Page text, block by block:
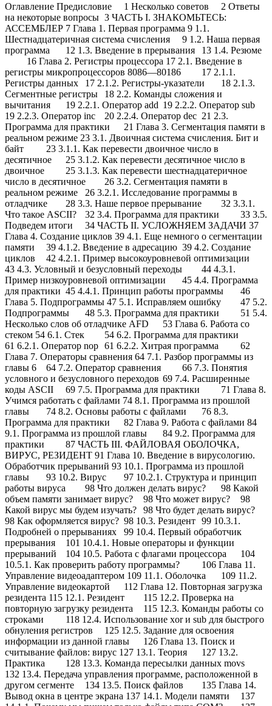
Оглавление Предисловие 1 Несколько советов
2 Ответы
на некоторые вопросы 3 ЧАСТЬ I. ЗНАКОМЬТЕСЬ:
АССЕМБЛЕР 7 Глава 1. Первая программа 9 1.1.
Шестнадцатеричная система счисления
9 1.2. Наша первая
программа
12 1.3. Введение в прерывания
13 1.4. Резюме
16 Глава 2. Регистры процессора 17 2.1. Введение в
регистры микропроцессоров 8086—80186
17 2.1.1.
Регистры данных
17 2.1.2. Регистры-указатели
18 2.1.3.
Сегментные регистры
18 2.2. Команды сложения и
вычитания
19 2.2.1. Оператор add 19 2.2.2. Оператор sub
19 2.2.3. Оператор inc
20 2.2.4. Оператор dec 21 2.3.
Программа для практики
21 Глава 3. Сегментация памяти в
реальном режиме 23 3.1. Двоичная система счисления. Бит и
байт
23 3.1.1. Как перевести двоичное число в
десятичное
25 3.1.2. Как перевести десятичное число в
двоичное
25 3.1.3. Как перевести шестнадцатеричное
число в десятичное
26 3.2. Сегментация памяти в
реальном режиме
26 3.2.1. Исследование программы в
отладчике
28 3.3. Наше первое прерывание
32 3.3.1.
Что такое ASCII?
32 3.4. Программа для практики
33 3.5.
Подведем итоги
34 ЧАСТЬ II. УСЛОЖНЯЕМ ЗАДАЧИ 37
Глава 4. Создание циклов 39 4.1. Еще немного о сегментации
памяти
39 4.1.2. Введение в адресацию 39 4.2. Создание
циклов
42 4.2.1. Пример высокоуровневой оптимизации
43 4.3. Условный и безусловный переходы
44 4.3.1.
Пример низкоуровневой оптимизации
45 4.4. Программа
для практики 45 4.4.1. Принцип работы программы
46
Глава 5. Подпрограммы 47 5.1. Исправляем ошибку
47 5.2.
Подпрограммы
48 5.3. Программа для практики
51 5.4.
Несколько слов об отладчике AFD
53 Глава 6. Работа со
стеком 54 6.1. Стек
54 6.2. Программа для практики
61 6.2.1. Оператор nop 61 6.2.2. Хитрая программа
62
Глава 7. Операторы сравнения 64 7.1. Разбор программы из
главы 6
64 7.2. Оператор сравнения
66 7.3. Понятия
условного и безусловного переходов 69 7.4. Расширенные
коды ASCII
69 7.5. Программа для практики
71 Глава 8.
Учимся работать с файлами 74 8.1. Программа из прошлой
главы
74 8.2. Основы работы с файлами
76 8.3.
Программа для практики
82 Глава 9. Работа с файлами 84
9.1. Программа из прошлой главы
84 9.2. Программа для
практики
87 ЧАСТЬ III. ФАЙЛОВАЯ ОБОЛОЧКА,
ВИРУС, РЕЗИДЕНТ 91 Глава 10. Введение в вирусологию.
Обработчик прерываний 93 10.1. Программа из прошлой
главы
93 10.2. Вирус
97 10.2.1. Структура и принцип
работы вируса
98 Что должен делать вирус?
98 Какой
объем памяти занимает вирус?
98 Что может вирус?
98
Какой вирус мы будем изучать?
98 Что будет делать вирус?
98 Как оформляется вирус? 98 10.3. Резидент 99 10.3.1.
Подробней о прерываниях
99 10.4. Первый обработчик
прерывания
101 10.4.1. Новые операторы и функции
прерываний
104 10.5. Работа с флагами процессора
104
10.5.1. Как проверить работу программы?
106 Глава 11.
Управление видеоадаптером 109 11.1. Оболочка
109 11.2.
Управление видеокартой
112 Глава 12. Повторная загрузка
резидента 115 12.1. Резидент
115 12.2. Проверка на
повторную загрузку резидента
115 12.3. Команды работы со
строками
118 12.4. Использование xor и sub для быстрого
обнуления регистров
125 12.5. Задание для освоения
информации из данной главы
126 Глава 13. Поиск и
считывание файлов: вирус 127 13.1. Теория
127 13.2.
Практика
128 13.3. Команда пересылки данных movs
132 13.4. Передача управления программе, расположенной в
другом сегменте
134 13.5. Поиск файлов
135 Глава 14.
Вывод окна в центре экрана 137 14.1. Модели памяти
137